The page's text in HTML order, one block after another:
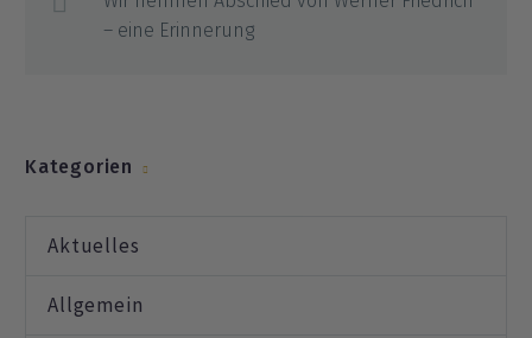
– eine Erinnerung
Kategorien
Aktuelles
Allgemein